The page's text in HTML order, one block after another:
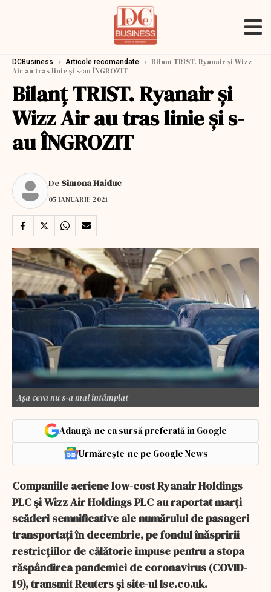
DCBusiness › Articole recomandate › Bilanț TRIST. Ryanair şi Wizz
Air au tras linie și s-au ÎNGROZIT
Bilanț TRIST. Ryanair şi
Wizz Air au tras linie și s-
au ÎNGROZIT
De Simona Haiduc
05 IANUARIE 2021
Așa ceva nu s-a mai întâmplat
Adaugă-ne ca sursă preferată în Google
Urmărește-ne pe Google News
Companiile aeriene low-cost Ryanair Holdings
PLC şi Wizz Air Holdings PLC au raportat marţi
scăderi semnificative ale numărului de pasageri
transportaţi în decembrie, pe fondul înăspririi
restricţiilor de călătorie impuse pentru a stopa
răspândirea pandemiei de coronavirus (COVID-
19), transmit Reuters şi site-ul lse.co.uk.